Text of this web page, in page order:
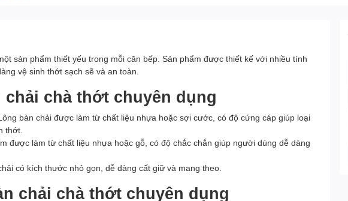
sản phẩm thiết yếu trong mỗi căn bếp. Sản phẩm được thiết kế với nhiều tính
vệ sinh thớt sạch sẽ và an toàn.
chải chà thớt chuyên dụng
bàn chải được làm từ chất liệu nhựa hoặc sợi cước, có độ cứng cáp giúp loại
thớt.
được làm từ chất liệu nhựa hoặc gỗ, có độ chắc chắn giúp người dùng dễ dàng
có kích thước nhỏ gọn, dễ dàng cất giữ và mang theo.
chải chà thớt chuyên dụng